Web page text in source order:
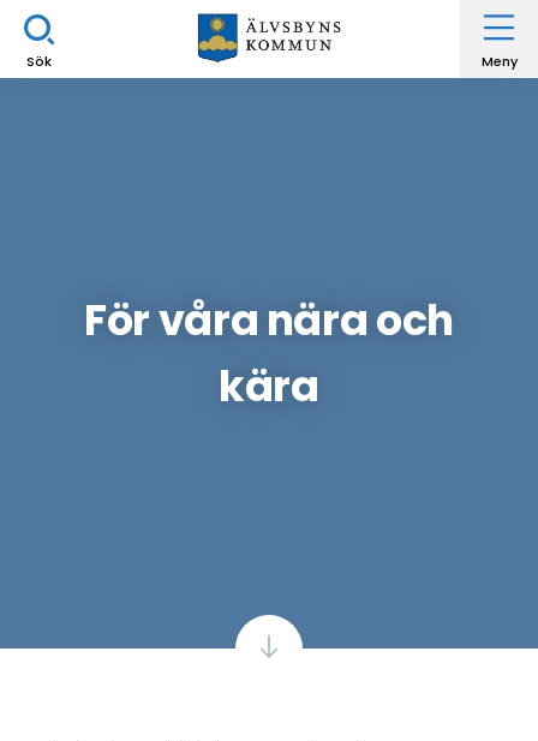
Sök Meny
För våra nära och
kära